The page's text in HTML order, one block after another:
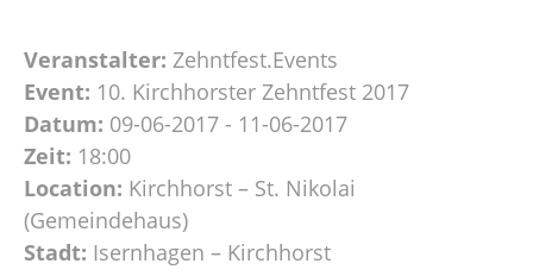
Veranstalter: Zehntfest.Events
Event: 10. Kirchhorster Zehntfest 2017
Datum: 09-06-2017 - 11-06-2017
Zeit: 18:00
Location: Kirchhorst – St. Nikolai
(Gemeindehaus)
Stadt: Isernhagen – Kirchhorst